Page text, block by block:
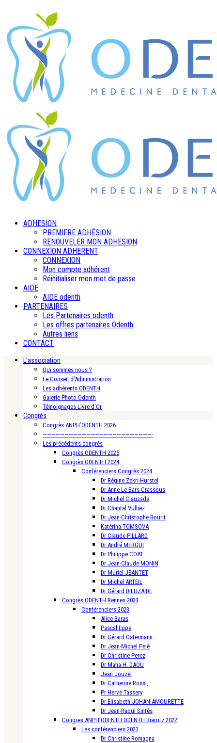
ADHESION
PREMIERE ADHÉSION
RENOUVELER MON ADHESION
CONNEXION ADHERENT
CONNEXION
Mon compte adhérent
Réinitialiser mon mot de passe
AIDE
AIDE odenth
PARTENAIRES
Les Partenaires odenth
Les offres partenaires Odenth
Autres liens
CONTACT
L’association
Qui sommes nous ?
Le Conseil d’Administration
Les adhérents ODENTH
Galerie Photo Odenth
Témoignages Livre d’Or
Congrès
Congrès ANPH’ODENTH 2026
—————————————————————————-
Les précédents congrès
Congrès ODENTH 2025
Congrès ODENTH 2024
Conférenciers Congrès 2024
Dr Régine Zekri-Hurstel
Dr Anne Le Bars-Crassous
Dr Michel Clauzade
Dr Chantal Vulliez
Dr Jean-Christophe Bourit
Katérina TOMSOVA
Dr Claude PILLARD
Dr André MERGUI
Dr Philippe COAT
Dr Jean-Claude MONIN
Dr Muriel JEANTET
Dr Michel ARTEIL
Dr Gérard DIEUZAIDE
Congrès ODENTH Rennes 2023
Conférenciers 2023
Alice Baras
Pascal Eppe
Dr Gérard Ostermann
Dr Jean-Michel Pelé
Dr Christine Perez
Dr Maha H. DAOU
Jean Jouzel
Dr Catherine Rossi,
Pr Hervé Tassery
Dr Elisabeth JOHAN-AMOURETTE
Dr Jean-Raoul Sintès
Congres ANPH’ODENTH ODENTH Biarritz 2022
Les conférenciers 2022
Dr Christine Romagna